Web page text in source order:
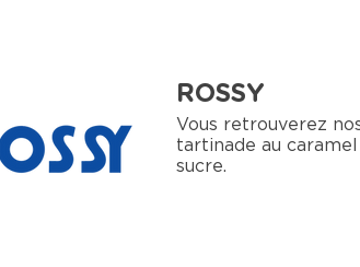
ROSSY
Vous retrouverez
tartinade au
sucre.